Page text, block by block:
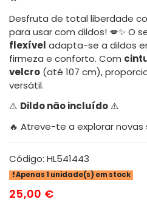
Desfruta de total liberdade
para usar com dildos! 💋✨ O
flexível adapta-se a dildos
firmeza e conforto. Com
velcro (até 107 cm),
versátil.
⚠️ Dildo não incluído⚠️
🔥 Atreve-te a explorar novas
Código: HL541443
Apenas 1 unidade(s) em stock
25,00 €